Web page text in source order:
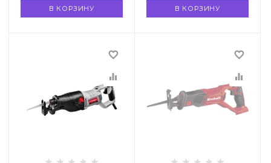
В КОРЗИНУ В КОРЗИНУ
favorite_border
equalizer
favorite_border
equalizer